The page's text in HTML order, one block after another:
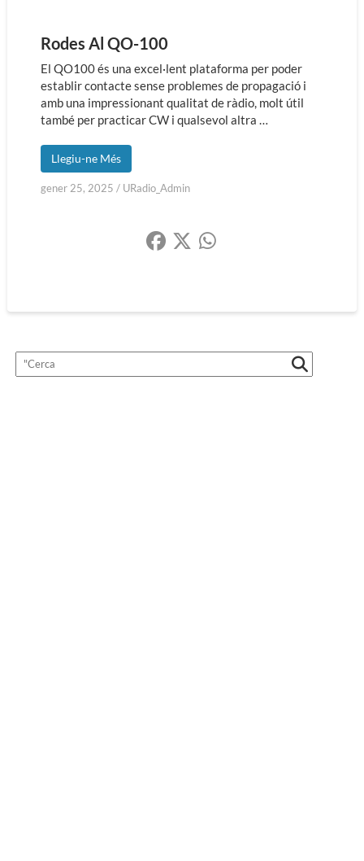
Rodes Al QO-100
El QO100 és una excel·lent plataforma per poder
establir contacte sense problemes de propagació i
amb una impressionant qualitat de ràdio, molt útil
també per practicar CW i qualsevol altra …
Llegiu-ne Més
gener 25, 2025 / URadio_Admin